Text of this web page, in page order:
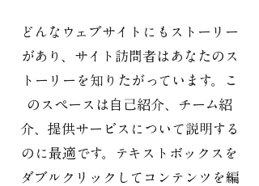
どんなウェブサイトにもストーリー
があり、サイト訪問者はあなたのス
トーリーを知りたがっています。こ
のスペースは自己紹介、チーム紹
介、提供サービスについて説明する
のに最適です。テキストボックスを
ダブルクリックしてコンテンツを編